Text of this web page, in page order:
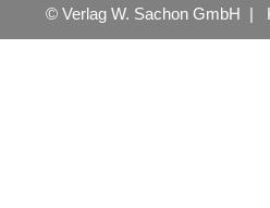
© Verlag W. Sachon GmbH |